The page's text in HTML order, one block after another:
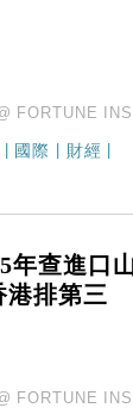
FORTUNE
國際 財經
年查進口
港排第三
FORTUNE